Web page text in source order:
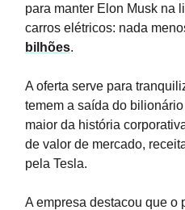
para manter Elon Musk na
carros elétricos: nada
bilhões.
A oferta serve para
temem a saída do
maior da história
de valor de mercado,
pela Tesla.
A empresa destacou que o